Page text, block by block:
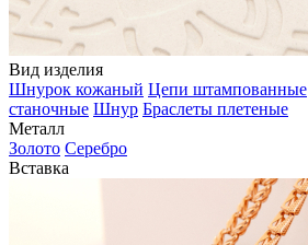
Вид изделия
Шнурок кожаный Цепи штампованные
станочные Шнур Браслеты плетеные
Металл
Золото Серебро
Вставка